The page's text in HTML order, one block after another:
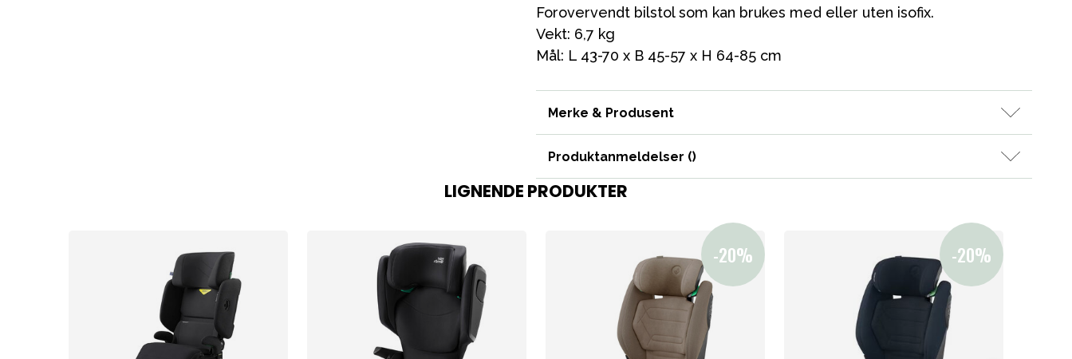
Forovervendt bilstol som kan brukes med eller uten isofix.
Vekt: 6,7 kg
Mål: L 43-70 x B 45-57 x H 64-85 cm
Merke & Produsent
Produktanmeldelser ()
LIGNENDE PRODUKTER